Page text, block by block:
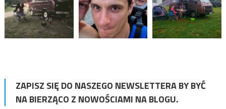
ZAPISZ SIĘ DO NASZEGO NEWSLETTERA BY BYĆ
NA BIERZĄCO Z NOWOŚCIAMI NA BLOGU.